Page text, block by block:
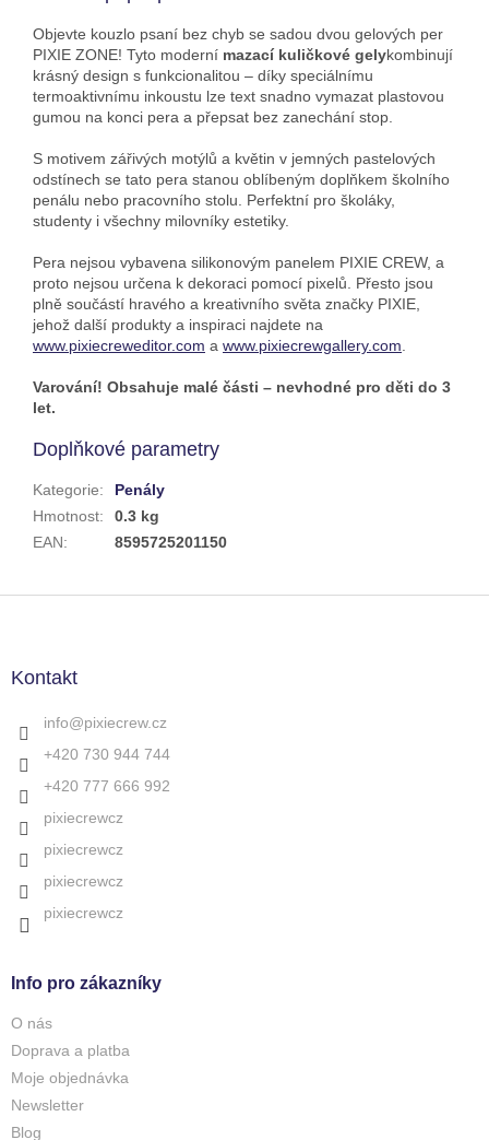
Objevte kouzlo psaní bez chyb se sadou dvou gelových per
PIXIE ZONE! Tyto moderní mazací kuličkové gelykombinují
krásný design s funkcionalitou – díky speciálnímu
termoaktivnímu inkoustu lze text snadno vymazat plastovou
gumou na konci pera a přepsat bez zanechání stop.
S motivem zářivých motýlů a květin v jemných pastelových
odstínech se tato pera stanou oblíbeným doplňkem školního
penálu nebo pracovního stolu. Perfektní pro školáky,
studenty i všechny milovníky estetiky.
Pera nejsou vybavena silikonovým panelem PIXIE CREW, a
proto nejsou určena k dekoraci pomocí pixelů. Přesto jsou
plně součástí hravého a kreativního světa značky PIXIE,
jehož další produkty a inspiraci najdete na
www.pixiecreweditor.com a www.pixiecrewgallery.com
Varování! Obsahuje malé části – nevhodné pro děti do 3
let.
Doplňkové parametry
Kategorie:
Penály
Hmotnost:
0.3 kg
EAN: 8595725201150
Kontakt
info@pixiecrew.cz
+420 730 944 744
+420 777 666 992
pixiecrewcz
pixiecrewcz
pixiecrewcz
pixiecrewcz
Info pro zákazníky
O nás
Doprava a platba
Moje objednávka
Newsletter
Blog